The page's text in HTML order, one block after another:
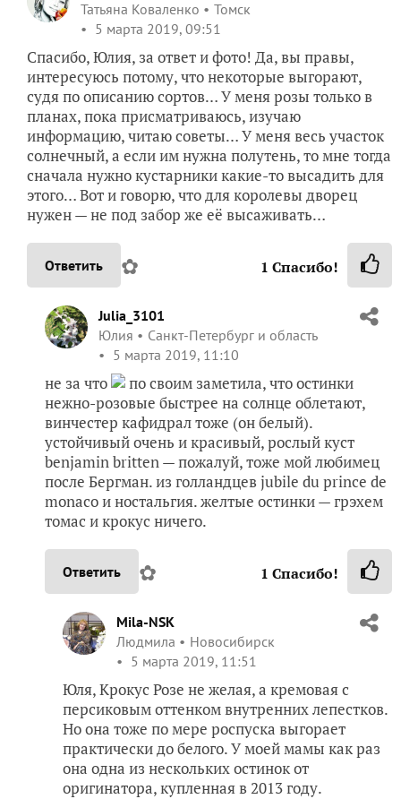
Татьяна Коваленко
Томск
5 марта 2019, 09:51
Спасибо, Юлия, за ответ и фото! Да, вы правы,
интересуюсь потому, что некоторые выгорают,
судя по описанию сортов… У меня розы только в
планах, пока присматриваюсь, изучаю
информацию, читаю советы… У меня весь участок
солнечный, а если им нужна полутень, то мне тогда
сначала нужно кустарники какие-то высадить для
этого… Вот и говорю, что для королевы дворец
нужен — не под забор же её высаживать…
Ответить ✿ 1 Спасибо!
Julia_3101
Юлия
Санкт-Петербург и область
5 марта 2019, 11:10
не за что
по своим заметила, что остинки
нежно-розовые быстрее на солнце облетают,
винчестер кафидрал тоже (он белый).
устойчивый очень и красивый, рослый куст
benjamin britten — пожалуй, тоже мой любимец
после Бергман. из голландцев jubile du prince de
monaco и ностальгия. желтые остинки — грэхем
томас и крокус ничего.
Ответить ✿ 1 Спасибо!
Mila-NSK
Людмила
Новосибирск
5 марта 2019, 11:51
Юля, Крокус Розе не желая, а кремовая с
персиковым оттенком внутренних лепестков.
Но она тоже по мере роспуска выгорает
практически до белого. У моей мамы как раз
она одна из нескольких остинок от
оригинатора, купленная в 2013 году.